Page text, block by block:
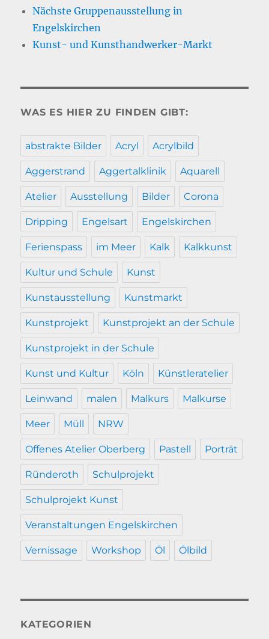
Nächste Gruppenausstellung in
Engelskirchen
Kunst- und Kunsthandwerker-Markt
WAS ES HIER ZU FINDEN GIBT:
abstrakte Bilder Acryl Acrylbild
Aggerstrand Aggertalklinik Aquarell
Atelier Ausstellung Bilder Corona
Dripping Engelsart Engelskirchen
Ferienspass im Meer Kalk Kalkkunst
Kultur und Schule Kunst
Kunstausstellung Kunstmarkt
Kunstprojekt Kunstprojekt an der Schule
Kunstprojekt in der Schule
Kunst und Kultur Köln Künstleratelier
Leinwand malen Malkurs Malkurse
Meer Müll NRW
Offenes Atelier Oberberg Pastell Porträt
Ründeroth Schulprojekt
Schulprojekt Kunst
Veranstaltungen Engelskirchen
Vernissage Workshop Öl Ölbild
KATEGORIEN